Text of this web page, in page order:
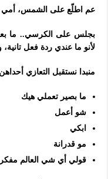
عم اطلّع على الشمس، أمي
بجلس على الكرسي.. ما
لأنو ما عندي ردة فعل تانية،
منبدا نستقبل التعازي
ما بصير تعملي هيك
شو أعمل
ابكي
مو قدرانة
قولي أي شي العالم